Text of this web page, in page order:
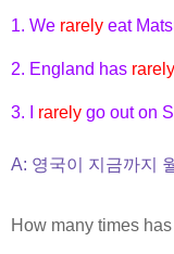
1. We rarely eat
2. England has rarely
3. I rarely go out on
A: 영국이 지금까지
How many times